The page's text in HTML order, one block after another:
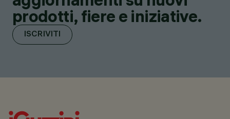
prodotti, fiere e iniziative.
ISCRIVITI